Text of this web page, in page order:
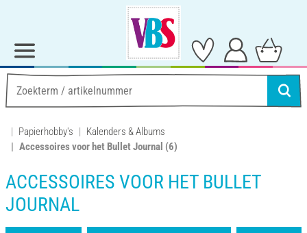
Papierhobby's
Kalenders & Albums
Accessoires voor het Bullet Journal (6)
ACCESSOIRES VOOR HET BULLET
JOURNAL